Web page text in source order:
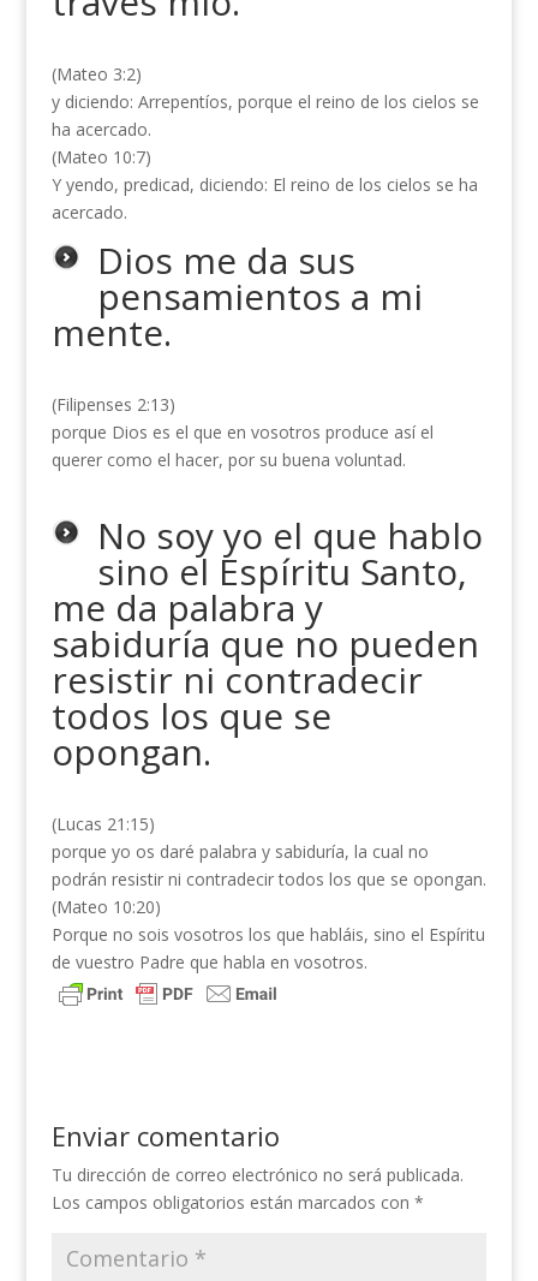
(Mateo 3:2)
y diciendo: Arrepentíos, porque el reino de los cielos se
ha acercado.
(Mateo 10:7)
Y yendo, predicad, diciendo: El reino de los cielos se ha
acercado.
Dios me da sus
pensamientos a mi
mente.
(Filipenses 2:13)
porque Dios es el que en vosotros produce así el
querer como el hacer, por su buena voluntad.
No soy yo el que hablo
sino el Espíritu Santo,
me da palabra y
sabiduría que no pueden
resistir ni contradecir
todos los que se
opongan.
(Lucas 21:15)
porque yo os daré palabra y sabiduría, la cual no
podrán resistir ni contradecir todos los que se opongan.
(Mateo 10:20)
Porque no sois vosotros los que habláis, sino el Espíritu
de vuestro Padre que habla en vosotros.
Enviar comentario
Tu dirección de correo electrónico no será publicada.
Los campos obligatorios están marcados con *